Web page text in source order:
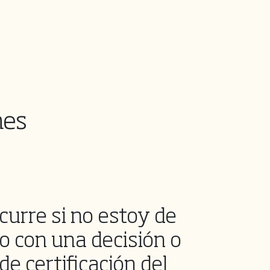
si no estoy de
con una decisión o
certificación del